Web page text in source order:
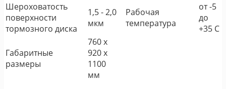
Шероховатость
поверхности
тормозного диска
1,5 - 2,0
мкм
Рабочая
температура
от -5
до
+35 С
Габаритные
размеры
760 x
920 x
1100
мм